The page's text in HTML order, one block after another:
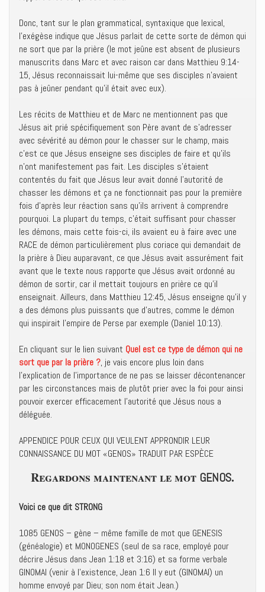
Donc, tant sur le plan grammatical, syntaxique que lexical,
l’exégèse indique que Jésus parlait de cette sorte de démon qui
ne sort que par la prière (le mot jeûne est absent de plusieurs
manuscrits dans Marc et avec raison car dans Matthieu 9:14-
15, Jésus reconnaissait lui-même que ses disciples n’avaient
pas à jeûner pendant qu’il était avec eux).
Les récits de Matthieu et de Marc ne mentionnent pas que
Jésus ait prié spécifiquement son Père avant de s’adresser
avec sévérité au démon pour le chasser sur le champ, mais
c’est ce que Jésus enseigne ses disciples de faire et qu’ils
n’ont manifestement pas fait. Les disciples s’étaient
contentés du fait que Jésus leur avait donné l’autorité de
chasser les démons et ça ne fonctionnait pas pour la première
fois d’après leur réaction sans qu’ils arrivent à comprendre
pourquoi. La plupart du temps, c’était suffisant pour chasser
les démons, mais cette fois-ci, ils avaient eu à faire avec une
RACE de démon particulièrement plus coriace qui demandait de
la prière à Dieu auparavant, ce que Jésus avait assurément fait
avant que le texte nous rapporte que Jésus avait ordonné au
démon de sortir, car il mettait toujours en prière ce qu’il
enseignait. Ailleurs, dans Matthieu 12:45, Jésus enseigne qu’il y
a des démons plus puissants que d’autres, comme le démon
qui inspirait l’empire de Perse par exemple (Daniel 10:13).
En cliquant sur le lien suivant Quel est ce type de démon qui ne
sort que par la prière ?, je vais encore plus loin dans
l’explication de l’importance de ne pas se laisser décontenancer
par les circonstances mais de plutôt prier avec la foi pour ainsi
pouvoir exercer efficacement l’autorité que Jésus nous a
déléguée.
APPENDICE POUR CEUX QUI VEULENT APPRONDIR LEUR
CONNAISSANCE DU MOT «GENOS» TRADUIT PAR ESPÈCE
Regardons maintenant le mot GENOS.
Voici ce que dit STRONG
1085 GENOS – gène – même famille de mot que GENESIS
(généalogie) et MONOGENES (seul de sa race, employé pour
décrire Jésus dans Jean 1:18 et 3:16) et sa forme verbale
GINOMAI (venir à l’existence, Jean 1:6 Il y eut (GINOMAI) un
homme envoyé par Dieu; son nom était Jean.)